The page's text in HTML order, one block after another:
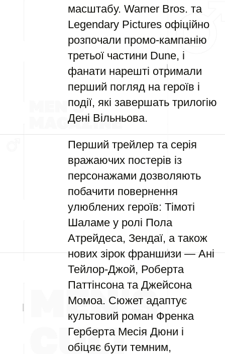
масштабу. Warner Bros. та
Legendary Pictures офіційно
розпочали промо-кампанію
третьої частини Dune, і
фанати нарешті отримали
перший погляд на героїв і
події, які завершать трилогію
Дені Вільньова.
Перший трейлер та серія
вражаючих постерів із
персонажами дозволяють
побачити повернення
улюблених героїв: Тімоті
Шаламе у ролі Пола
Атрейдеса, Зендаї, а також
нових зірок франшизи — Ані
Тейлор-Джой, Роберта
Паттінсона та Джейсона
Момоа. Сюжет адаптує
культовий роман Френка
Герберта Месія Дюни і
обіцяє бути темним,